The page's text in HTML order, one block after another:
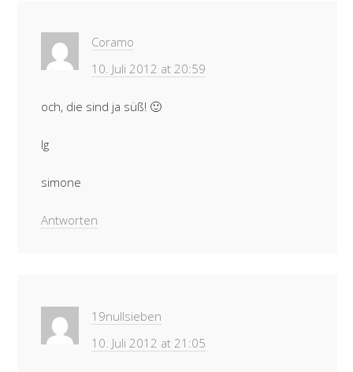
Coramo
10. Juli 2012 at 20:59
och, die sind ja süß! 🙂
lg
simone
Antworten
19nullsieben
10. Juli 2012 at 21:05